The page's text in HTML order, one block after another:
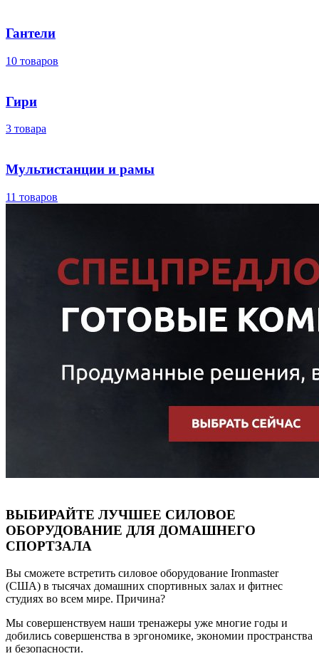
Гантели
10 товаров
Гири
3 товара
Мультистанции и рамы
11 товаров
ВЫБИРАЙТЕ ЛУЧШЕЕ СИЛОВОЕ
ОБОРУДОВАНИЕ ДЛЯ ДОМАШНЕГО
СПОРТЗАЛА
Вы сможете встретить силовое оборудование Ironmaster
(США) в тысячах домашних спортивных залах и фитнес
студиях во всем мире. Причина?
Мы совершенствуем наши тренажеры уже многие годы и
добились совершенства в эргономике, экономии пространства
и безопасности.